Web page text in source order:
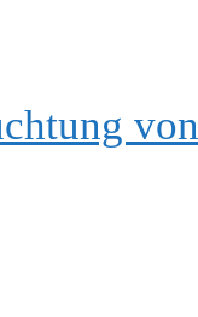
von